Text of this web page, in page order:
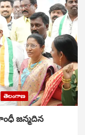
తెలంగాణ
జ‌న్మ‌దిన